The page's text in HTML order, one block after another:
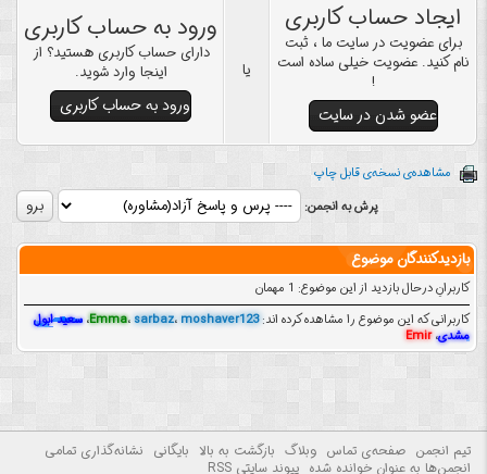
ایجاد حساب کاربری
برای عضویت در سایت ما ، ثبت
نام کنید. عضویت خیلی ساده است
!
عضو شدن در سایت
یا
ورود به حساب کاربری
دارای حساب کاربری هستید؟ از
اینجا وارد شوید.
ورود به حساب کاربری
مشاهده‌ی نسخه‌ی قابل چاپ
پرش به انجمن:
بازدیدکنندگان موضوع
کاربرانِ درحال بازدید از این موضوع: 1 مهمان
کاربرانی که این موضوع را مشاهده کرده اند:
Emma،sarbaz،moshaver123 ،سعید ابول
مشدی،Emir
تیم انجمن صفحه‌ی تماس وبلاگ بازگشت به بالا بایگانی نشانه‌گذاری تمامی
انجمن‌ها به عنوان خوانده شده پیوند سایتی RSS